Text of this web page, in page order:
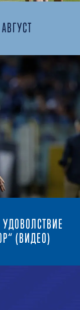
(ВИДЕО)